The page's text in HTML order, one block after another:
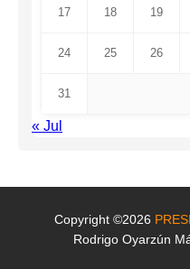
17 18 19
24 25 26
31
« Jul
Copyright ©2026
Rodrigo Oyarzún